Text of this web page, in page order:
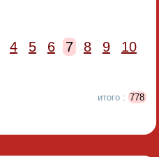
4 5 6 7 8 9
10
итого : 778